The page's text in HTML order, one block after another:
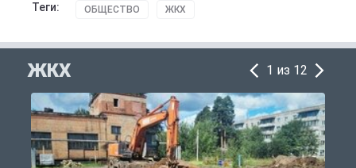
Теги: ОБЩЕСТВО ЖКХ
ЖКХ 1 из 12